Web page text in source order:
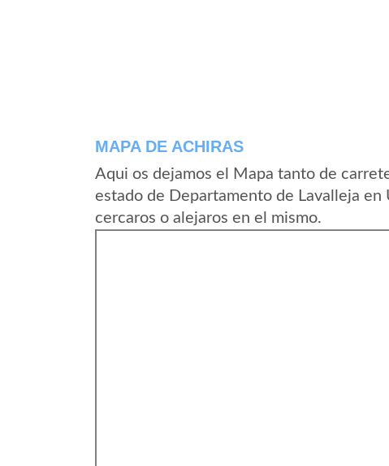
MAPA DE ACHIRAS
Aqui os dejamos el Mapa tanto de
estado de Departamento de Lavalleja
cercaros o alejaros en el mismo.